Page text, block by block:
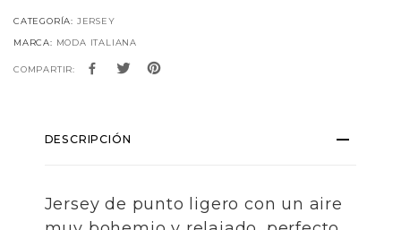
CATEGORÍA: JERSEY
MARCA: MODA ITALIANA
COMPARTIR:
DESCRIPCIÓN
Jersey de punto ligero con un aire